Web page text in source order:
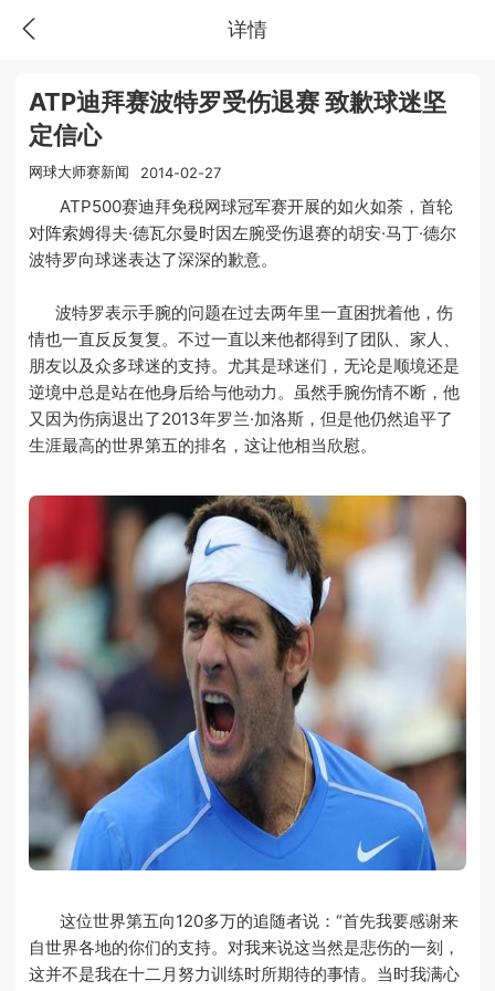
详情
ATP迪拜赛波特罗受伤退赛 致歉球迷坚
定信心
网球大师赛新闻 2014-02-27
ATP500赛迪拜免税网球冠军赛开展的如火如荼，首轮
对阵索姆得夫·德瓦尔曼时因左腕受伤退赛的胡安·马丁·德尔
波特罗向球迷表达了深深的歉意。
波特罗表示手腕的问题在过去两年里一直困扰着他，伤
情也一直反反复复。不过一直以来他都得到了团队、家人、
朋友以及众多球迷的支持。尤其是球迷们，无论是顺境还是
逆境中总是站在他身后给与他动力。虽然手腕伤情不断，他
又因为伤病退出了2013年罗兰·加洛斯，但是他仍然追平了
生涯最高的世界第五的排名，这让他相当欣慰。
这位世界第五向120多万的追随者说：“首先我要感谢来
自世界各地的你们的支持。对我来说这当然是悲伤的一刻，
这并不是我在十二月努力训练时所期待的事情。当时我满心